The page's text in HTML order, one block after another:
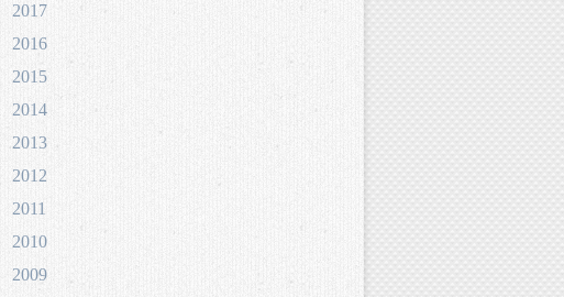
2017
2016
2015
2014
2013
2012
2011
2010
2009